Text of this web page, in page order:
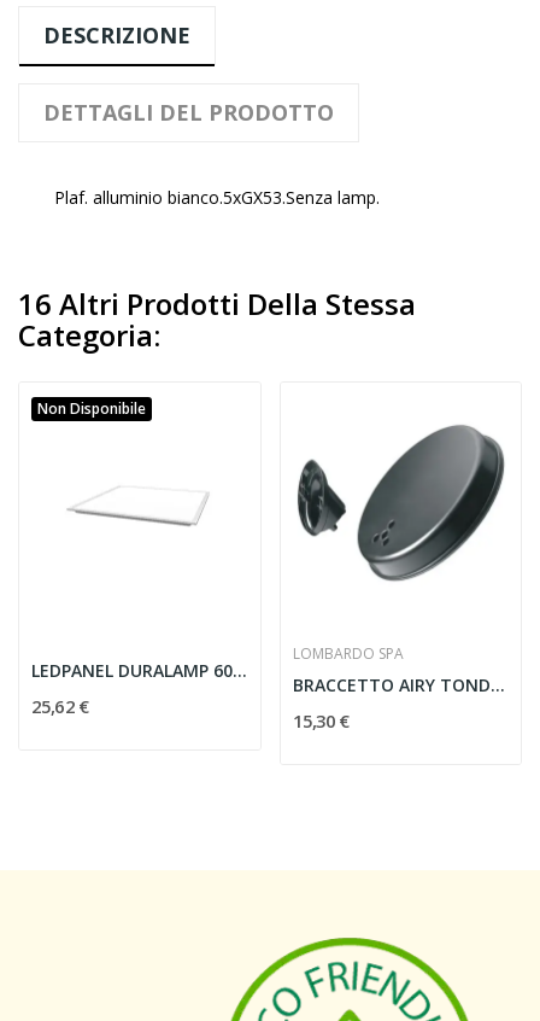
DESCRIZIONE
DETTAGLI DEL PRODOTTO
Plaf. alluminio bianco.5xGX53.Senza lamp.
16 Altri Prodotti Della Stessa
Categoria:
Non Disponibile
LEDPANEL DURALAMP 60X60 4000K 40W RA80
25,62 €
LOMBARDO SPA
BRACCETTO AIRY TONDA 300 NERO - LOMBARDO SRL...
15,30 €